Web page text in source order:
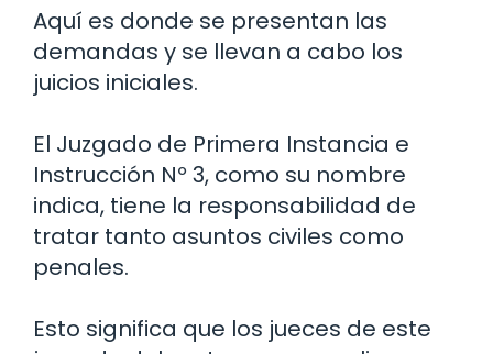
Aquí es donde se presentan las
demandas y se llevan a cabo los
juicios iniciales.
El Juzgado de Primera Instancia e
Instrucción Nº 3, como su nombre
indica, tiene la responsabilidad de
tratar tanto asuntos civiles como
penales.
Esto significa que los jueces de este